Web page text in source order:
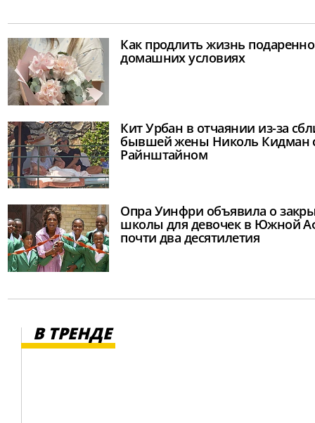
Как продлить жизнь
домашних условиях
Кит Урбан в отчаянии из-за
бывшей жены Николь Кидман
Райнштайном
Опра Уинфри объявила о
школы для девочек в Южной
почти два десятилетия
В ТРЕНДЕ